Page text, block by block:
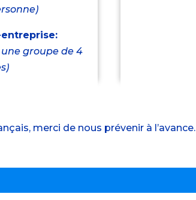
entreprise:
groupe de 4
merci de nous prévenir à l’avance.